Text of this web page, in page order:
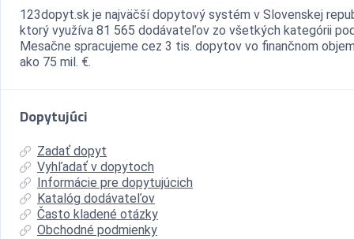
123dopyt.sk je najväčší dopytový systém v Slovenskej
ktorý využíva 81 565 dodávateľov zo všetkých kategórii
Mesačne spracujeme cez 3 tis. dopytov vo finančnom
ako 75 mil. €.
Dopytujúci
Zadať dopyt
Vyhľadať v dopytoch
Informácie pre dopytujúcich
Katalóg dodávateľov
Často kladené otázky
Obchodné podmienky